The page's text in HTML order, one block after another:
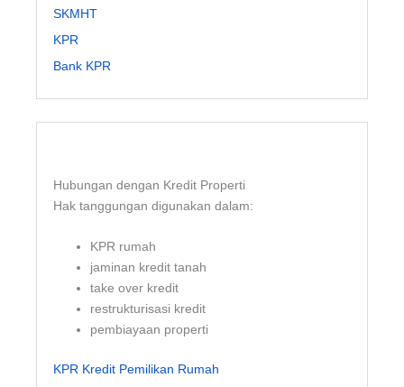
SKMHT
KPR
Bank KPR
Hubungan dengan Kredit Properti
Hak tanggungan digunakan dalam:
KPR rumah
jaminan kredit tanah
take over kredit
restrukturisasi kredit
pembiayaan properti
KPR Kredit Pemilikan Rumah